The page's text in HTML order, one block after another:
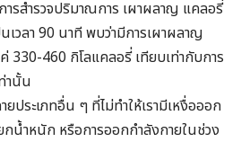
ารสำรวจปริมาณการ เผาผลาญ แคลอรี่
วลา 90 นาที พบว่ามีการเผาผลาญ
330-460 กิโลแคลอรี่ เทียบเท่ากับการ
านั้น
ประเภทอื่น ๆ ที่ไม่ทำให้เรามีเหงื่อออก
กน้ำหนัก หรือการออกกำลังกายในช่วง